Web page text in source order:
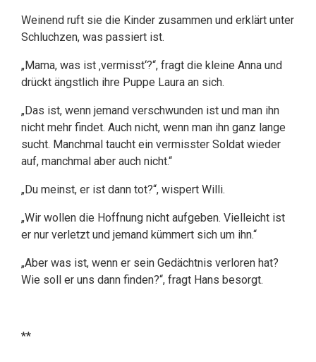
Weinend ruft sie die Kinder zusammen und erklärt unter
Schluchzen, was passiert ist.
„Mama, was ist ‚vermisst‘?“, fragt die kleine Anna und
drückt ängstlich ihre Puppe Laura an sich.
„Das ist, wenn jemand verschwunden ist und man ihn
nicht mehr findet. Auch nicht, wenn man ihn ganz lange
sucht. Manchmal taucht ein vermisster Soldat wieder
auf, manchmal aber auch nicht.“
„Du meinst, er ist dann tot?“, wispert Willi.
„Wir wollen die Hoffnung nicht aufgeben. Vielleicht ist
er nur verletzt und jemand kümmert sich um ihn.“
„Aber was ist, wenn er sein Gedächtnis verloren hat?
Wie soll er uns dann finden?“, fragt Hans besorgt.
**